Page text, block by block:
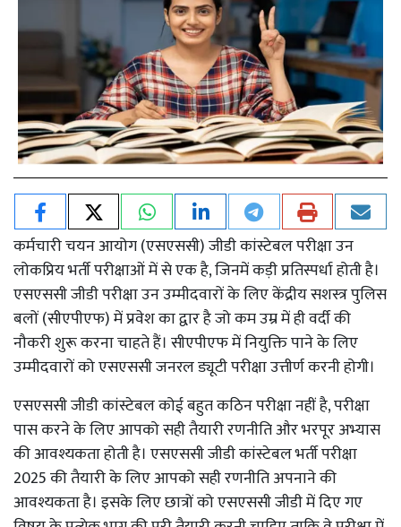
कर्मचारी चयन आयोग (एसएससी) जीडी कांस्टेबल परीक्षा उन
लोकप्रिय भर्ती परीक्षाओं में से एक है, जिनमें कड़ी प्रतिस्पर्धा होती है।
एसएससी जीडी परीक्षा उन उम्मीदवारों के लिए केंद्रीय सशस्त्र पुलिस
बलों (सीएपीएफ) में प्रवेश का द्वार है जो कम उम्र में ही वर्दी की
नौकरी शुरू करना चाहते हैं। सीएपीएफ में नियुक्ति पाने के लिए
उम्मीदवारों को एसएससी जनरल ड्यूटी परीक्षा उत्तीर्ण करनी होगी।
एसएससी जीडी कांस्टेबल कोई बहुत कठिन परीक्षा नहीं है, परीक्षा
पास करने के लिए आपको सही तैयारी रणनीति और भरपूर अभ्यास
की आवश्यकता होती है। एसएससी जीडी कांस्टेबल भर्ती परीक्षा
2025 की तैयारी के लिए आपको सही रणनीति अपनाने की
आवश्यकता है। इसके लिए छात्रों को एसएससी जीडी में दिए गए